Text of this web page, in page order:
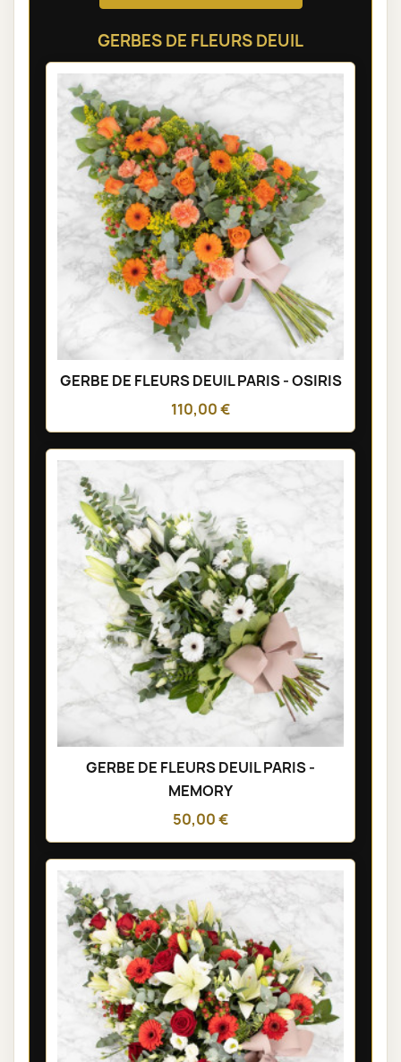
GERBES DE FLEURS DEUIL
GERBE DE FLEURS DEUIL PARIS - OSIRIS
110,00 €
GERBE DE FLEURS DEUIL PARIS -
MEMORY
50,00 €